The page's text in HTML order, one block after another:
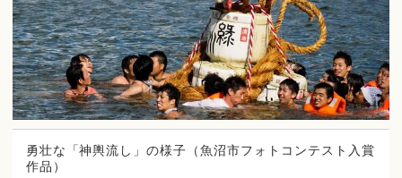
勇壮な「神輿流し」の様子（魚沼市フォトコンテスト入賞
作品）